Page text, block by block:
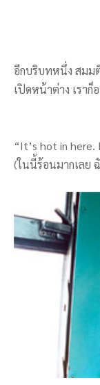
อีกบริบทหนึ่ง สมม
เปิดหน้าต่าง เรา
“It’s hot in
(ในนี้ร้อนมากเลย